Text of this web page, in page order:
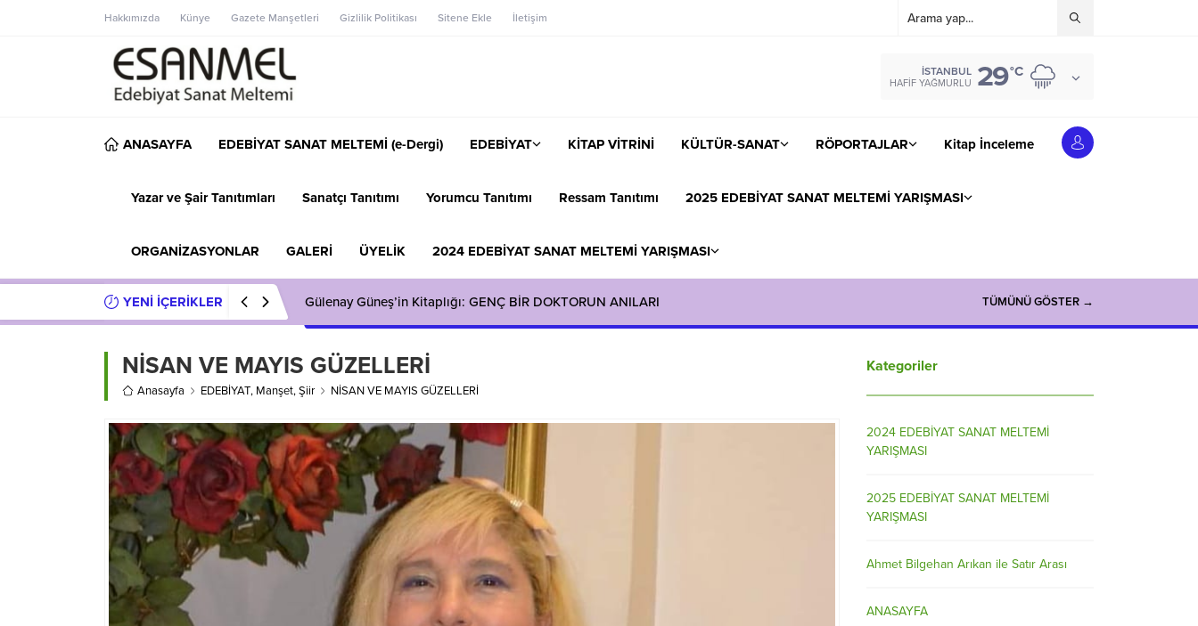
Hakkımızda Künye Gazete Manşetleri Gizlilik Politikası Sitene Ekle İletişim
İSTANBUL
HAFIF YAĞMURLU 29°C
ANASAYFA EDEBİYAT SANAT MELTEMİ (e-Dergi) EDEBİYAT KİTAP VİTRİNİ KÜLTÜR-SANAT RÖPORTAJLAR Kitap İnceleme
Yazar ve Şair Tanıtımları Sanatçı Tanıtımı Yorumcu Tanıtımı Ressam Tanıtımı 2025 EDEBİYAT SANAT MELTEMİ YARIŞMASI
ORGANİZASYONLAR GALERİ ÜYELİK 2024 EDEBİYAT SANAT MELTEMİ YARIŞMASI
YENİ İÇERİKLER Gülenay Güneş’in Kitaplığı: GENÇ BİR DOKTORUN ANILARI TÜMÜNÜ GÖSTER →
NİSAN VE MAYIS GÜZELLERİ
Anasayfa EDEBİYAT, Manşet,Şiir NİSAN VE MAYIS GÜZELLERİ
Kategoriler
2024 EDEBİYAT SANAT MELTEMİ
YARIŞMASI
2025 EDEBİYAT SANAT MELTEMİ
YARIŞMASI
Ahmet Bilgehan Arıkan ile Satır Arası
ANASAYFA